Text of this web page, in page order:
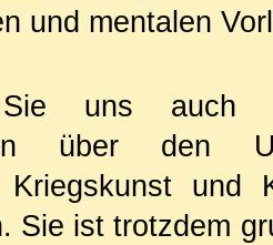
und mentalen
Sie uns auch
über den
Kriegskunst und
Sie ist trotzdem